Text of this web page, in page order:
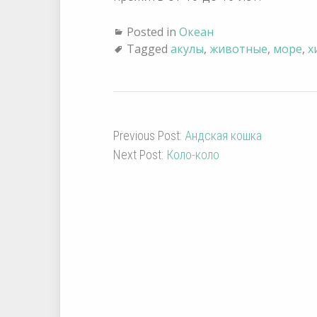
Posted in Океан
Tagged акулы, животные, море,
Previous Post: Андская кошка
Next Post: Коло-коло